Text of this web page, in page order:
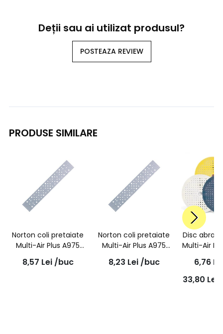
Deții sau ai utilizat produsul?
POSTEAZA REVIEW
PRODUSE SIMILARE
Norton coli pretaiate
Multi-Air Plus A975
P80 70 x 420mm
8,57 Lei /buc
Norton coli pretaiate
Multi-Air Plus A975
P150 70 x 420mm
8,23 Lei /buc
Disc
Multi-Air
6,76
33,80 Lei